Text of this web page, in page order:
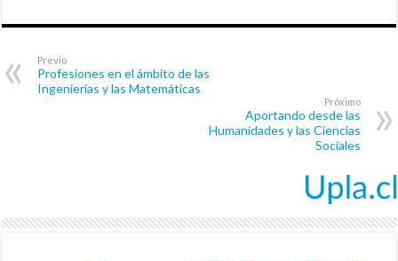
Previo
Profesiones en el ámbito de las
Ingenierías y las Matemáticas
Próximo
Aportando desde las
Humanidades y las Ciencias
Sociales